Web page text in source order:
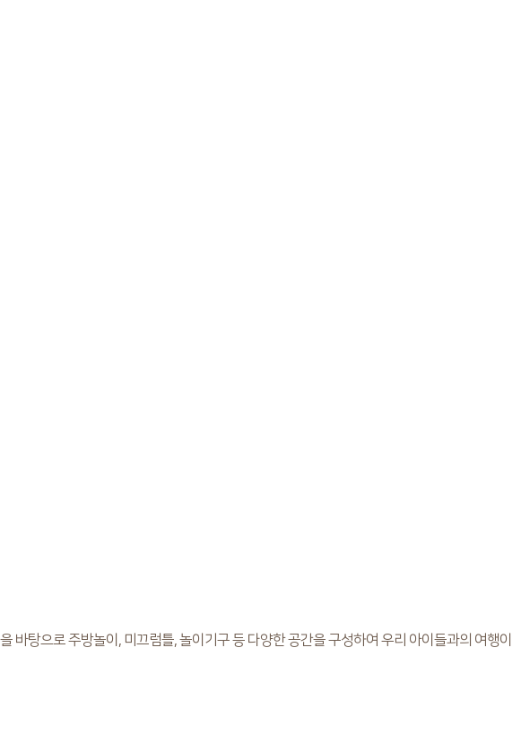
탕으로 주방놀이, 미끄럼틀, 놀이기구 등 다양한 공간을 구성하여 우리 아이들과의 여행이